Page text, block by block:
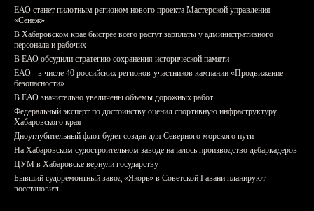
ЕАО станет пилотным регионом нового проекта Мастерской управления
«Сенеж»
В Хабаровском крае быстрее всего растут зарплаты у административного
персонала и рабочих
В ЕАО обсудили стратегию сохранения исторической памяти
ЕАО - в числе 40 российских регионов-участников кампании «Продвижение
безопасности»
В ЕАО значительно увеличены объемы дорожных работ
Федеральный эксперт по достоинству оценил спортивную инфраструктуру
Хабаровского края
Дноуглубительный флот будет создан для Северного морского пути
На Хабаровском судостроительном заводе началось производство дебаркадеров
ЦУМ в Хабаровске вернули государству
Бывший судоремонтный завод «Якорь» в Советской Гавани планируют
восстановить